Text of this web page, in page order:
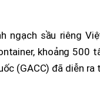
ngạch sầu riêng
khoảng 500
(GACC) đã diễn